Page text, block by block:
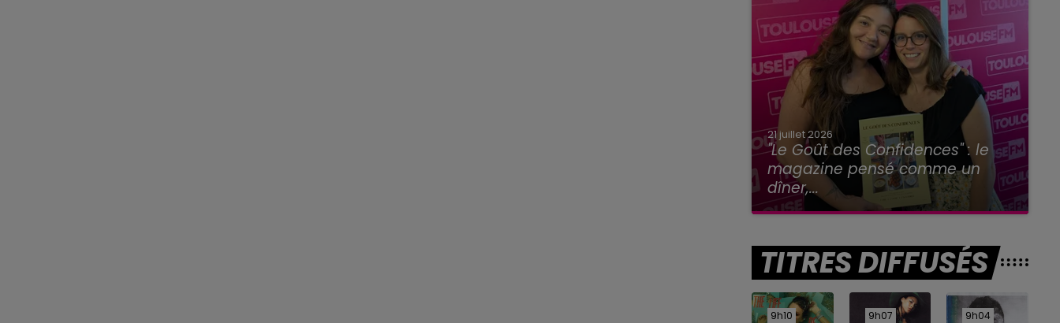
21 juillet 2026
"Le Goût des Confidences" : le
magazine pensé comme un
dîner,...
TITRES DIFFUSÉS
9h10
9h10 9h07
9h07 9h04
9h04